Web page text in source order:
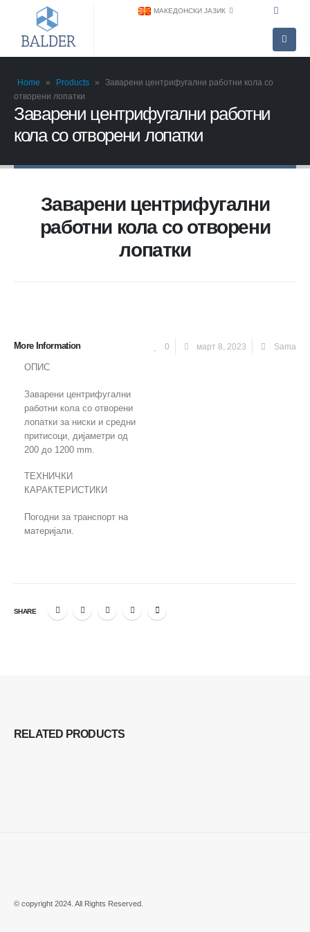
МАКЕДОНСКИ ЈАЗИК
Home » Products »
Заварени центрифугални работни кола со
отворени лопатки
Заварени центрифугални работни
кола со отворени лопатки
Заварени центрифугални
работни кола со отворени
лопатки
0 март 8, 2023 Sama
More Information
ОПИС
Заварени центрифугални
работни кола со отворени
лопатки за ниски и средни
притисоци, дијаметри од
200 до 1200 mm.
ТЕХНИЧКИ
КАРАКТЕРИСТИКИ
Погодни за транспорт на
материјали.
SHARE
RELATED PRODUCTS
© copyright 2024. All Rights Reserved.